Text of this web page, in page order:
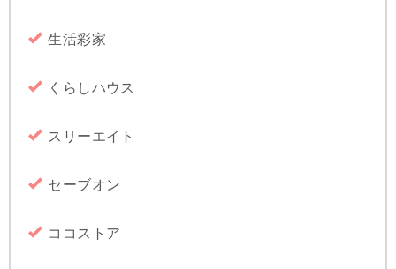
生活彩家
くらしハウス
スリーエイト
セーブオン
ココストア